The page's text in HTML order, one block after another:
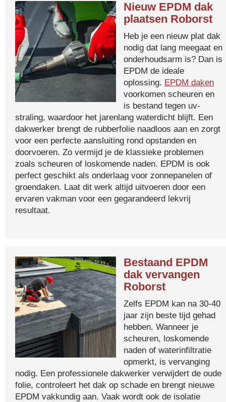
Nieuw EPDM dak
plaatsen Roborst
Heb je een nieuw plat dak
nodig dat lang meegaat en
onderhoudsarm is? Dan is
EPDM de ideale
oplossing. EPDM daken
voorkomen scheuren en
is bestand tegen uv-
straling, waardoor het jarenlang waterdicht blijft. Een
dakwerker brengt de rubberfolie naadloos aan en zorgt
voor een perfecte aansluiting rond opstanden en
doorvoeren. Zo vermijd je de klassieke problemen
zoals scheuren of loskomende naden. EPDM is ook
perfect geschikt als onderlaag voor zonnepanelen of
groendaken. Laat dit werk altijd uitvoeren door een
ervaren vakman voor een gegarandeerd lekvrij
resultaat.
Bestaand EPDM
dak vervangen
Roborst
Zelfs EPDM kan na 30-40
jaar zijn beste tijd gehad
hebben. Wanneer je
scheuren, loskomende
naden of waterinfiltratie
opmerkt, is vervanging
nodig. Een professionele dakwerker verwijdert de oude
folie, controleert het dak op schade en brengt nieuwe
EPDM vakkundig aan. Vaak wordt ook de isolatie